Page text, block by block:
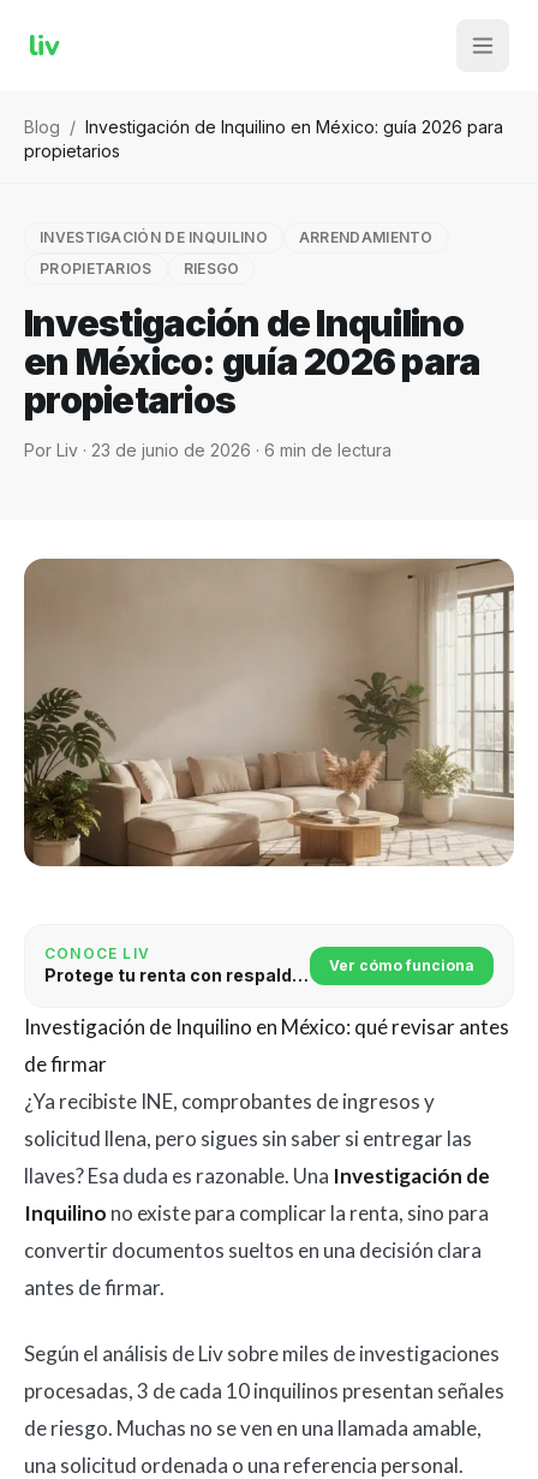
liv
Blog / Investigación de Inquilino en México: guía 2026 para
propietarios
INVESTIGACIÓN DE INQUILINO
ARRENDAMIENTO
PROPIETARIOS
RIESGO
Investigación de Inquilino
en México: guía 2026 para
propietarios
Por Liv · 23 de junio de 2026 · 6 min de lectura
Investigación de Inquilino en México: qué revisar antes
de firmar
¿Ya recibiste INE, comprobantes de ingresos y
solicitud llena, pero sigues sin saber si entregar las
llaves? Esa duda es razonable. Una Investigación de
Inquilino no existe para complicar la renta, sino para
convertir documentos sueltos en una decisión clara
antes de firmar.
Según el análisis de Liv sobre miles de investigaciones
procesadas, 3 de cada 10 inquilinos presentan señales
de riesgo. Muchas no se ven en una llamada amable,
una solicitud ordenada o una referencia personal.
CONOCE LIV
Protege tu renta con respaldo jurídico Ver cómo funciona